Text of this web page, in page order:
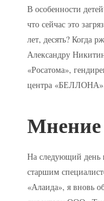
В особенности
что сейчас это
лет, десять? Когда
Александру
«Росатома»,
центра
Мнение
На следующий день
старшим
«Алаида», я вновь